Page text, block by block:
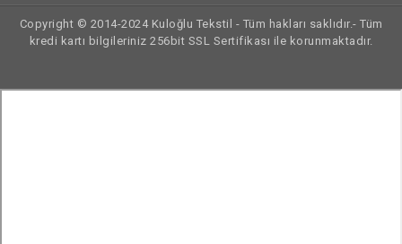
Copyright © 2014-2024 Kuloğlu Tekstil - Tüm hakları saklıdır.- Tüm
kredi kartı bilgileriniz 256bit SSL Sertifikası ile korunmaktadır.